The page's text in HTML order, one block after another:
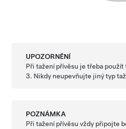
UPOZORNĚNÍ
Při tažení přívěsu je třeba použít
3. Nikdy neupevňujte jiný typ
POZNÁMKA
Při tažení přívěsu vždy připojte